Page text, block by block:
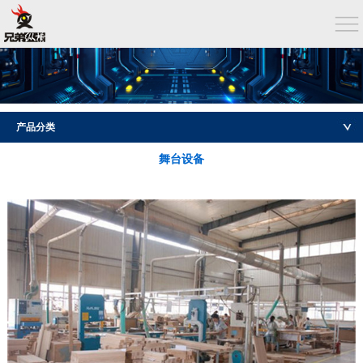
产品分类
舞台设备